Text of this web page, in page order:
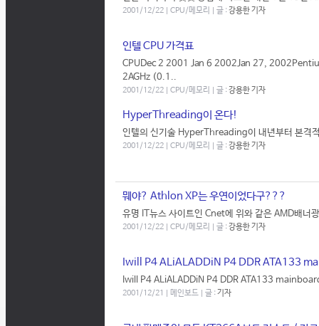
2001/12/22 | CPU/메모리 | 글 :강용한 기자
인텔 CPU 가격표
CPUDec 2 2001 Jan 6 2002Jan 27,
2AGHz (0.1..
2001/12/22 | CPU/메모리 | 글 :강용한 기자
HyperThreading이 온다!
인텔의 신기술 HyperThreading이 내년부터 본격
2001/12/22 | CPU/메모리 | 글 :강용한 기자
뭬야? Athlon XP는 우연이었다구???
유명 IT뉴스 사이트인 Cnet에 위와 같은 AMD배너
2001/12/22 | CPU/메모리 | 글 :강용한 기자
Iwill P4 ALiALADDiN P4 DDR ATA133
Iwill P4 ALiALADDiN P4 DDR ATA133
2001/12/21 | 메인보드 | 글 :기자